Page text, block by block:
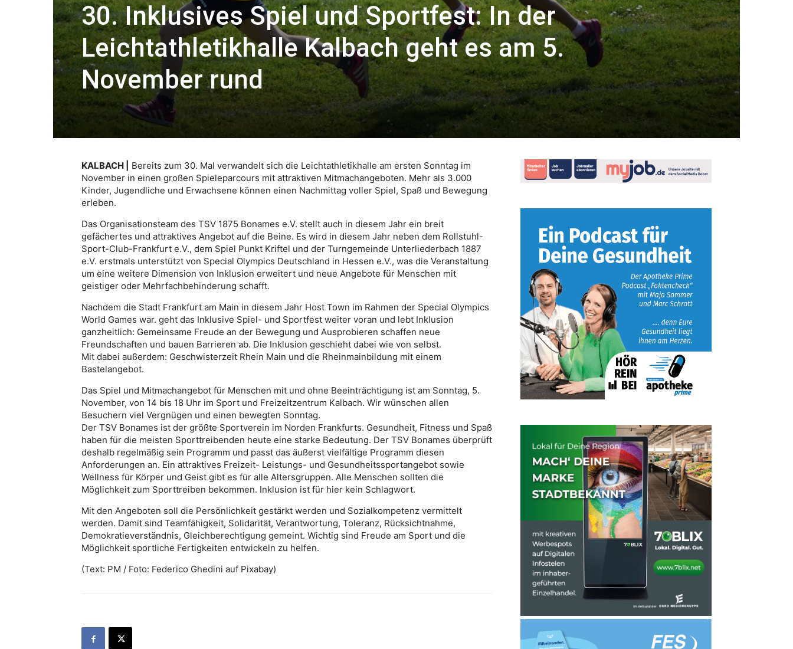
30. Inklusives Spiel und Sportfest: In der
Leichtathletikhalle Kalbach geht es am 5.
November rund
KALBACH |
Bereits zum 30. Mal verwandelt sich die Leichtathletikhalle am ersten Sonntag im
November in einen großen Spieleparcours mit attraktiven Mitmachangeboten. Mehr als 3.000
Kinder, Jugendliche und Erwachsene können einen Nachmittag voller Spiel, Spaß und Bewegung
erleben.
Das Organisationsteam des TSV 1875 Bonames e.V. stellt auch in diesem Jahr ein breit
gefächertes und attraktives Angebot auf die Beine. Es wird in diesem Jahr neben dem Rollstuhl-
Sport-Club-Frankfurt e.V., dem Spiel Punkt Kriftel und der Turngemeinde Unterliederbach 1887
e.V. erstmals unterstützt von Special Olympics Deutschland in Hessen e.V., was die Veranstaltung
um eine weitere Dimension von Inklusion erweitert und neue Angebote für Menschen mit
geistiger oder Mehrfachbehinderung schafft.
Nachdem die Stadt Frankfurt am Main in diesem Jahr Host Town im Rahmen der Special Olympics
World Games war. geht das Inklusive Spiel- und Sportfest weiter voran und lebt Inklusion
ganzheitlich: Gemeinsame Freude an der Bewegung und Ausprobieren schaffen neue
Freundschaften und bauen Barrieren ab. Die Inklusion geschieht dabei wie von selbst.
Mit dabei außerdem: Geschwisterzeit Rhein Main und die Rheinmainbildung mit einem
Bastelangebot.
Das Spiel und Mitmachangebot für Menschen mit und ohne Beeinträchtigung ist am Sonntag, 5.
November, von 14 bis 18 Uhr im Sport und Freizeitzentrum Kalbach. Wir wünschen allen
Besuchern viel Vergnügen und einen bewegten Sonntag.
Der TSV Bonames ist der größte Sportverein im Norden Frankfurts. Gesundheit, Fitness und Spaß
haben für die meisten Sporttreibenden heute eine starke Bedeutung. Der TSV Bonames überprüft
deshalb regelmäßig sein Programm und passt das äußerst vielfältige Programm diesen
Anforderungen an. Ein attraktives Freizeit- Leistungs- und Gesundheitssportangebot sowie
Wellness für Körper und Geist gibt es für alle Altersgruppen. Alle Menschen sollten die
Möglichkeit zum Sporttreiben bekommen. Inklusion ist für hier kein Schlagwort.
Mit den Angeboten soll die Persönlichkeit gestärkt werden und Sozialkompetenz vermittelt
werden. Damit sind Teamfähigkeit, Solidarität, Verantwortung, Toleranz, Rücksichtnahme,
Demokratieverständnis, Gleichberechtigung gemeint. Wichtig sind Freude am Sport und die
Möglichkeit sportliche Fertigkeiten entwickeln zu helfen.
(Text: PM / Foto: Federico Ghedini auf Pixabay)